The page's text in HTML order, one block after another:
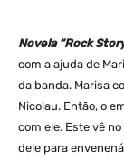
Novela “Rock
com a ajuda de
da banda. Marisa
Nicolau. Então, o
com ele. Este vê
dele para